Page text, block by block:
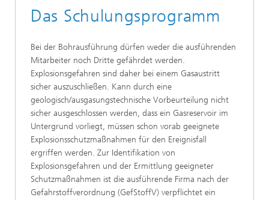
Das Schulungsprogramm
Bei der Bohrausführung dürfen weder die ausführenden
Mitarbeiter noch Dritte gefährdet werden.
Explosionsgefahren sind daher bei einem Gasaustritt
sicher auszuschließen. Kann durch eine
geologisch/ausgasungstechnische Vorbeurteilung nicht
sicher ausgeschlossen werden, dass ein Gasreservoir im
Untergrund vorliegt, müssen schon vorab geeignete
Explosionsschutzmaßnahmen für den Ereignisfall
ergriffen werden. Zur Identifikation von
Explosionsgefahren und der Ermittlung geeigneter
Schutzmaßnahmen ist die ausführende Firma nach der
Gefahrstoffverordnung (GefStoffV) verpflichtet ein